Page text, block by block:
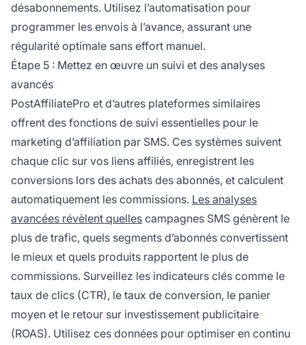
désabonnements. Utilisez l’automatisation pour
programmer les envois à l’avance, assurant une
régularité optimale sans effort manuel.
Étape 5 : Mettez en œuvre un suivi et des analyses
avancés
PostAffiliatePro et d’autres plateformes similaires
offrent des fonctions de suivi essentielles pour le
marketing d’affiliation par SMS. Ces systèmes suivent
chaque clic sur vos liens affiliés, enregistrent les
conversions lors des achats des abonnés, et calculent
automatiquement les commissions. Les analyses
avancées révèlent quelles campagnes SMS génèrent le
plus de trafic, quels segments d’abonnés convertissent
le mieux et quels produits rapportent le plus de
commissions. Surveillez les indicateurs clés comme le
taux de clics (CTR), le taux de conversion, le panier
moyen et le retour sur investissement publicitaire
(ROAS). Utilisez ces données pour optimiser en continu